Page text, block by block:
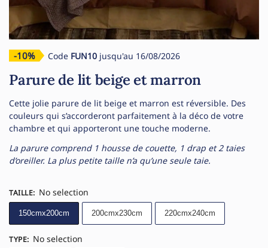
-10% Code FUN10 jusqu'au 16/08/2026
Parure de lit beige et marron
Cette jolie parure de lit beige et marron est réversible. Des
couleurs qui s’accorderont parfaitement à la déco de votre
chambre et qui apporteront une touche moderne.
La parure comprend 1 housse de couette, 1 drap et 2 taies
d’oreiller. La plus petite taille n’a qu’une seule taie.
TAILLE: No selection
150cmx200cm 200cmx230cm 220cmx240cm
TYPE: No selection